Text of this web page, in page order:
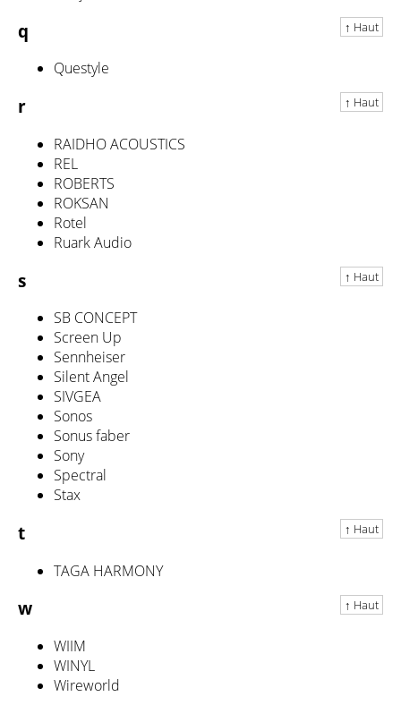
↑ Haut
q
Questyle
↑ Haut
r
RAIDHO ACOUSTICS
REL
ROBERTS
ROKSAN
Rotel
Ruark Audio
↑ Haut
s
SB CONCEPT
Screen Up
Sennheiser
Silent Angel
SIVGEA
Sonos
Sonus faber
Sony
Spectral
Stax
↑ Haut
t
TAGA HARMONY
↑ Haut
w
WIIM
WINYL
Wireworld